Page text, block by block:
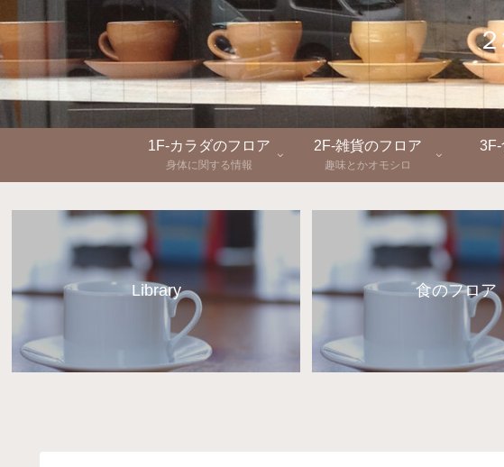
1F-カラダのフロア
身体に関する情報
2F-雑貨のフロア
趣味とかオモシロ
3F-
Library 食のフロア